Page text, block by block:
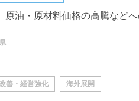
善・経営強化 海外展開